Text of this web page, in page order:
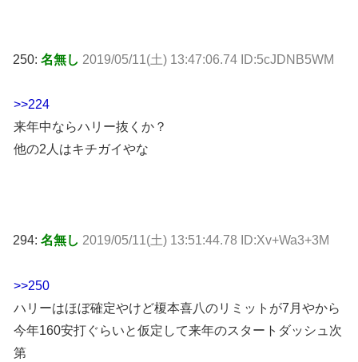
250: 名無し 2019/05/11(土) 13:47:06.74 ID:5cJDNB5WM
>>224
来年中ならハリー抜くか？
他の2人はキチガイやな
294: 名無し 2019/05/11(土) 13:51:44.78 ID:Xv+Wa3+3M
>>250
ハリーはほぼ確定やけど榎本喜八のリミットが7月やから
今年160安打ぐらいと仮定して来年のスタートダッシュ次
第